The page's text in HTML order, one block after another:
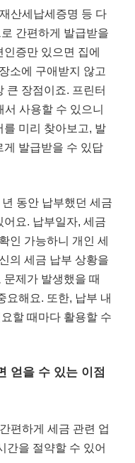
산세납세증명 등 다
간편하게 발급받을
증만 있으면 집에
소에 구애받지 않고
큰 장점이죠. 프린터
사용할 수 있으니
미리 찾아보고, 발
게 발급받을 수 있답
동안 납부했던 세금
요. 납부일자, 세금
인 가능하니 개인 세
의 세금 납부 상황을
제가 발생했을 때
요해요. 또한, 납부 내
할 때마다 활용할 수
얻을 수 있는 이점
편하게 세금 관련 업
간을 절약할 수 있어